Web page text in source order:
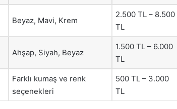
Beyaz, Mavi, Krem
2.500 TL – 8.500
TL
Ahşap, Siyah, Beyaz
1.500 TL – 6.000
TL
Farklı kumaş ve renk
seçenekleri
500 TL – 3.000
TL